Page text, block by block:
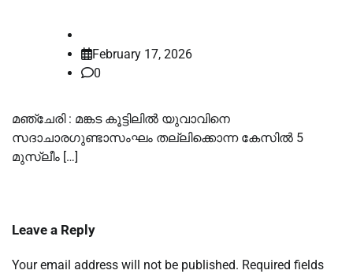
February 17, 2026
0
മഞ്ചേരി : മങ്കട കൂട്ടിലില്‍ യുവാവിനെ
സദാചാരഗുണ്ടാസംഘം തല്ലിക്കൊന്ന കേസില്‍ 5
മുസ്ലീം […]
Leave a Reply
Your email address will not be published. Required fields